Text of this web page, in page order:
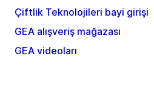
Çiftlik Teknolojileri bayi girişi
GEA alışveriş mağazası
GEA videoları